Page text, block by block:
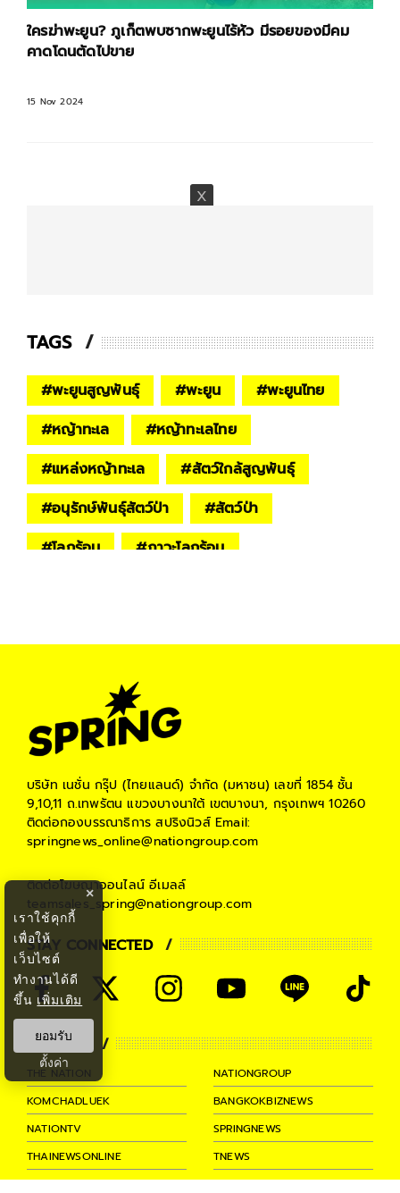
ใครฆ่าพะยูน? ภูเก็ตพบซากพะยูนไร้หัว มีรอยของมีคม
คาดโดนตัดไปขาย
15 Nov 2024
TAGS
#พะยูนสูญพันธุ์ #พะยูน #พะยูนไทย
#หญ้าทะเล #หญ้าทะเลไทย
#แหล่งหญ้าทะเล #สัตว์ใกล้สูญพันธุ์
#อนุรักษ์พันธุ์สัตว์ป่า #สัตว์ป่า
#โลกร้อน #ภาวะโลกร้อน
KEEP THE WORLD
บริษัท เนชั่น กรุ๊ป (ไทยแลนด์) จำกัด (มหาชน) เลขที่ 1854 ชั้น
9,10,11 ถ.เทพรัตน แขวงบางนาใต้ เขตบางนา, กรุงเทพฯ 10260
ติดต่อกองบรรณาธิการ สปริงนิวส์Email:
springnews_online@nationgroup.com
ติดต่อโฆษณาออนไลน์ อีเมลล์
teamsales_spring@nationgroup.com
STAY CONNECTED
PARTNER
THE NATION
NATIONGROUP
KOMCHADLUEK
BANGKOKBIZNEWS
NATIONTV
SPRINGNEWS
THAINEWSONLINE
TNEWS
THANSETTAKIJ
×
เราใช้คุกกี้
เพื่อให้
เว็บไซต์
ทำงานได้ดี
ขึ้น เพิ่มเติม
ยอมรับ
ตั้งค่า